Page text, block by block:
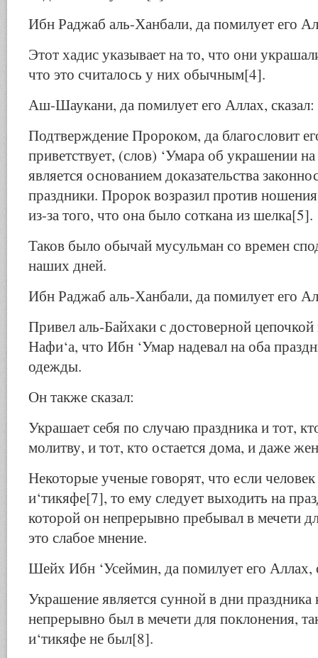
Ибн Раджаб аль-Ханбали, да помилует его
Этот хадис указывает на то, что они
что это считалось у них обычным[4].
Аш-Шаукани, да помилует его Аллах, сказал:
Подтверждение Пророком, да благословит
приветствует, (слов) ‘Умара об украшении
является основанием доказательства
праздники. Пророк возразил против
из-за того, что она было соткана из шелка[5].
Таков было обычай мусульман со времен
наших дней.
Ибн Раджаб аль-Ханбали, да помилует его
Привел аль-Байхаки с достоверной цепочкой
Нафи‘а, что Ибн ‘Умар надевал на оба
одежды.
Он также сказал:
Украшает себя по случаю праздника и тот,
молитву, и тот, кто остается дома, и даже
Некоторые ученые говорят, что если
и‘тикяфе[7], то ему следует выходить на
которой он непрерывно пребывал в мечети
это слабое мнение.
Шейх Ибн ‘Усеймин, да помилует его Аллах,
Украшение является сунной в дни праздника
непрерывно был в мечети для поклонения,
и‘тикяфе не был[8].